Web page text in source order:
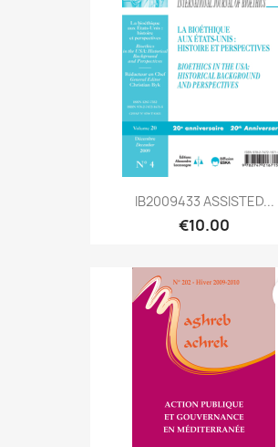
IB2009433 ASSISTED...
€10.00